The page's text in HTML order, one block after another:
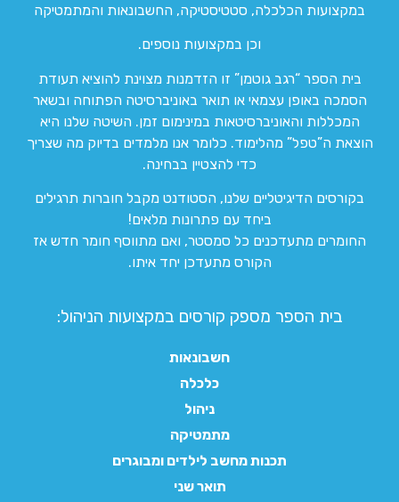
במקצועות הכלכלה, סטטיסטיקה, החשבונאות והמתמטיקה
וכן במקצועות נוספים.
בית הספר “רגב גוטמן” זו הזדמנות מצוינת להוציא תעודת
הסמכה באופן עצמאי או תואר באוניברסיטה הפתוחה ובשאר
המכללות והאוניברסיטאות במינימום זמן. השיטה שלנו היא
הוצאת ה”טפל” מהלימוד. כלומר אנו מלמדים בדיוק מה שצריך
כדי להצטיין בבחינה.
בקורסים הדיגיטליים שלנו, הסטודנט מקבל חוברות תרגילים
ביחד עם פתרונות מלאים!
החומרים מתעדכנים כל סמסטר, ואם מתווסף חומר חדש אז
הקורס מתעדכן יחד איתו.
בית הספר מספק קורסים במקצועות הניהול:
חשבונאות
כלכלה
ניהול
מתמטיקה
תכנות מחשב לילדים ומבוגרים
תואר שני